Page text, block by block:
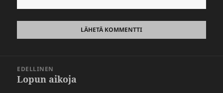
selausEDELLINEN
Edellinen
Lopun aikoja